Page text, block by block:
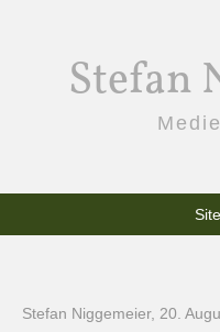
Stefan
Stefan Niggemeier, 20.